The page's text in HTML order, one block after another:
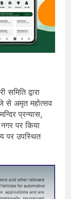
समिति द्वारा
से अमृत महोत्सव
प्रन्यास,
पर किया
पर उपस्थित